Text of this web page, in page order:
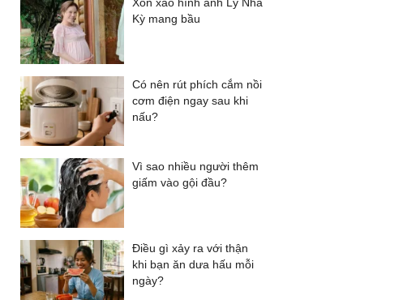
Kỳ mang bầu
Có nên rút phích cắm nồi
cơm điện ngay sau khi
nấu?
Vì sao nhiều người thêm
giấm vào gội đầu?
Điều gì xảy ra với thận
khi bạn ăn dưa hấu mỗi
ngày?